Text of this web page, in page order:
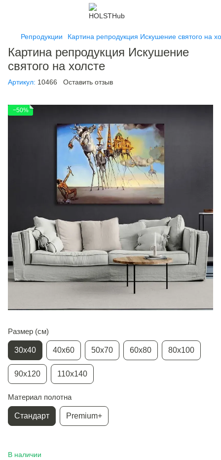
Репродукции Картина репродукция Искушение святого на
Картина репродукция Искушение
святого на холсте
Артикул: 10466 Оставить отзыв
−50%
Размер (см)
30х40 40х60 50х70 60х80 80х100
90х120 110х140
Материал полотна
Стандарт Premium+
В наличии